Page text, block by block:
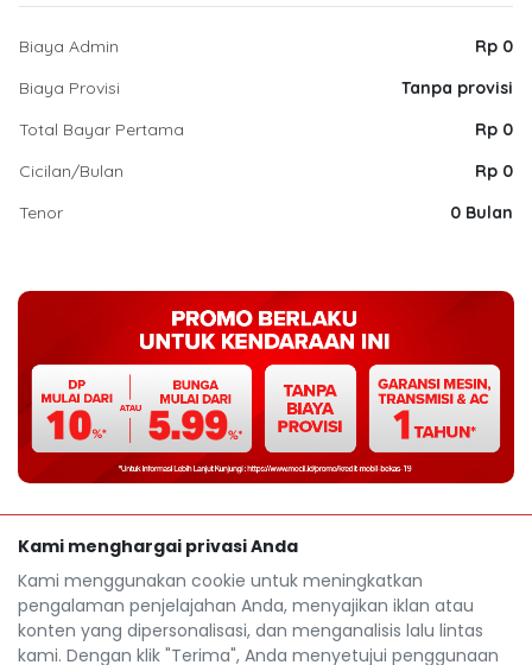
Biaya Admin
Rp 0
Biaya Provisi
Tanpa provisi
Total Bayar Pertama
Rp 0
Cicilan/Bulan
Rp 0
Tenor
0 Bulan
Kami menghargai privasi Anda
Kami menggunakan cookie untuk meningkatkan
pengalaman penjelajahan Anda, menyajikan iklan atau
konten yang dipersonalisasi, dan menganalisis lalu lintas
kami. Dengan klik "Terima", Anda menyetujui penggunaan